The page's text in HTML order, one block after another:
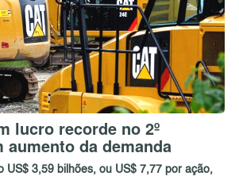
lucro recorde no 2º
da demanda
US$ 3,59 bilhões, ou US$ 7,77 por ação,